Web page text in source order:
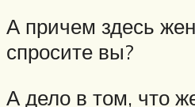
А причем здесь
спросите вы?
А дело в том, что